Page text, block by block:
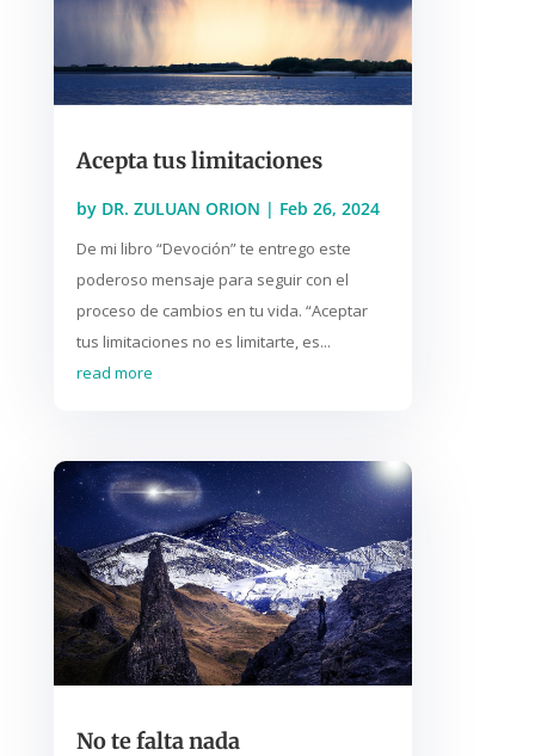
Acepta tus limitaciones
by DR. ZULUAN ORION | Feb 26, 2024
De mi libro “Devoción” te entrego este
poderoso mensaje para seguir con el
proceso de cambios en tu vida. “Aceptar
tus limitaciones no es limitarte, es...
read more
No te falta nada